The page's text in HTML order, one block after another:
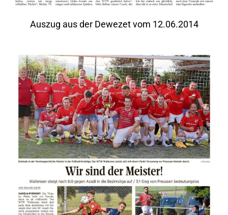
Auszug aus der Dewezet vom 12.06.2014